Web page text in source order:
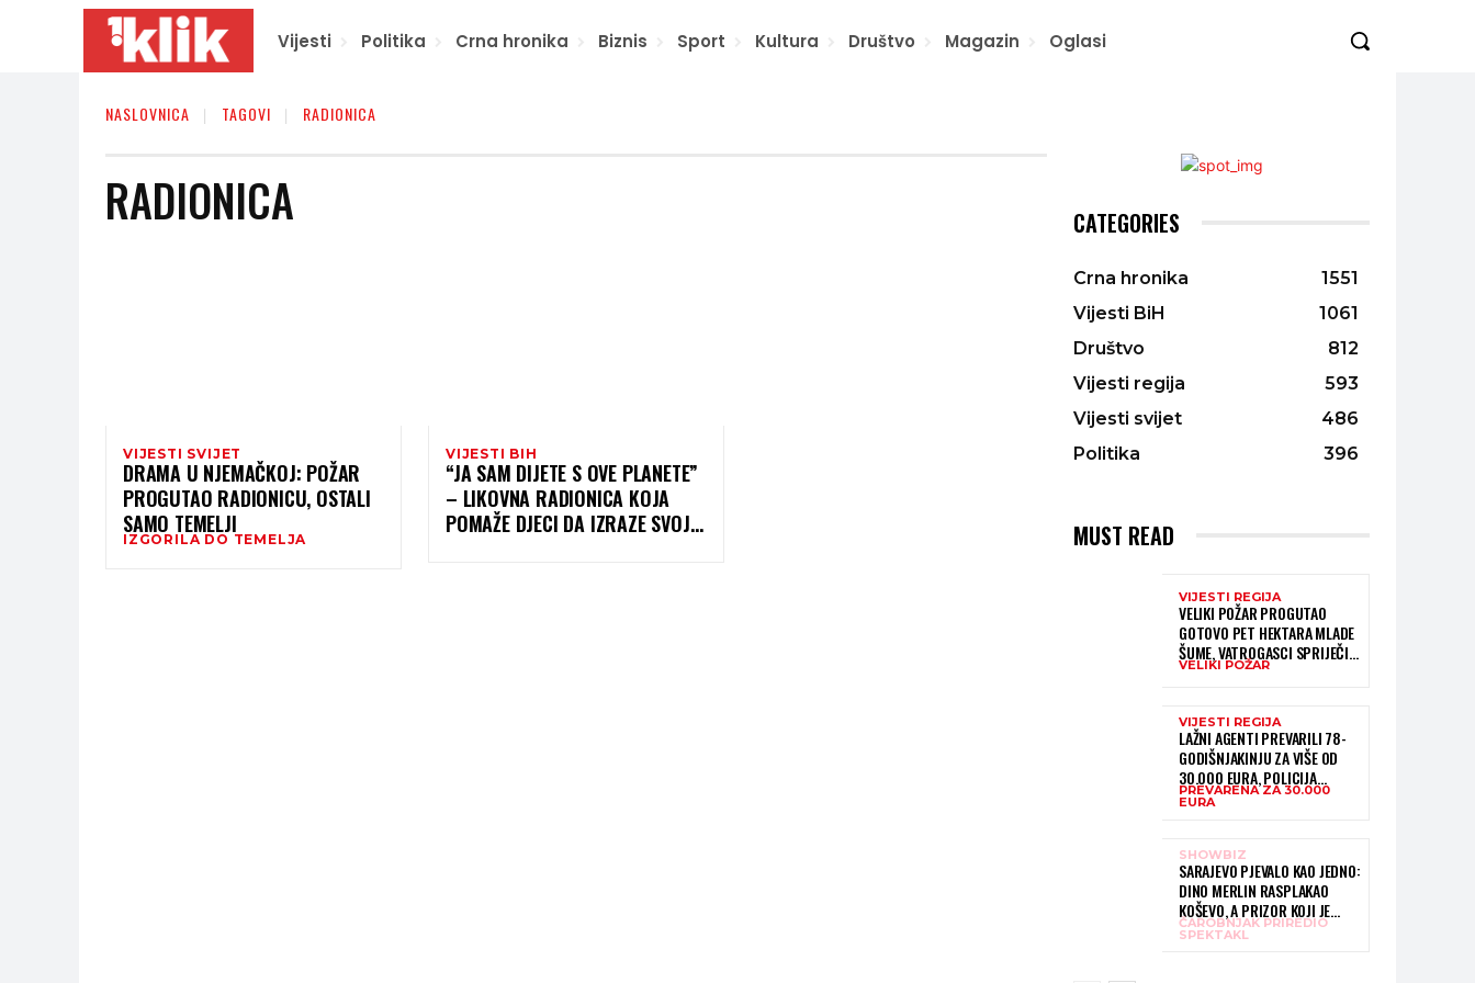
Vijesti Politika Crna hronika Biznis Sport Kultura Društvo Magazin Oglasi
NASLOVNICA TAGOVI RADIONICA
RADIONICA
VIJESTI SVIJET
DRAMA U NJEMAČKOJ: POŽAR
PROGUTAO RADIONICU, OSTALI
SAMO TEMELJI
IZGORILA DO TEMELJA
VIJESTI BIH
“JA SAM DIJETE S OVE PLANETE”
– LIKOVNA RADIONICA KOJA
POMAŽE DJECI DA IZRAZE SVOJE
CATEGORIES
Crna hronika
1551
Vijesti BiH
1061
Društvo
812
Vijesti regija
593
Vijesti svijet
486
Politika
396
MUST READ
VIJESTI REGIJA
VELIKI POŽAR PROGUTAO
GOTOVO PET HEKTARA MLADE
ŠUME, VATROGASCI SPRIJEČILI
DA DOĐE DO JOŠ VEĆE
VELIKI POŽAR
VIJESTI REGIJA
LAŽNI AGENTI PREVARILI 78-
GODIŠNJAKINJU ZA VIŠE OD
30.000 EURA, POLICIJA
INTENZIVNO TRAGA ZA
PREVARENA ZA 30.000
EURA
SHOWBIZ
SARAJEVO PJEVALO KAO JEDNO:
DINO MERLIN RASPLAKAO
KOŠEVO, A PRIZOR KOJI JE
USLIJEDIO DUGO ĆE SE
ČAROBNJAK PRIREDIO
SPEKTAKL